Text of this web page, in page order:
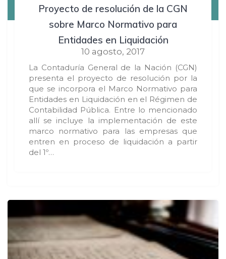
Proyecto de resolución de la CGN
sobre Marco Normativo para
Entidades en Liquidación
10 agosto, 2017
La Contaduría General de la Nación (CGN)
presenta el proyecto de resolución por la
que se incorpora el Marco Normativo para
Entidades en Liquidación en el Régimen de
Contabilidad Pública. Entre lo mencionado
allí se incluye la implementación de este
marco normativo para las empresas que
entren en proceso de liquidación a partir
del 1º…